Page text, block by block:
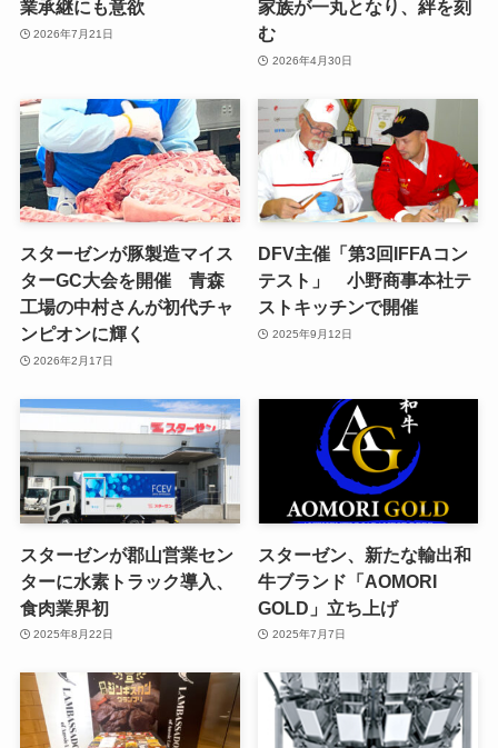
業承継にも意欲
2026年7月21日
家族が一丸となり、絆を刻
む
2026年4月30日
スターゼンが豚製造マイス
ターGC大会を開催 青森
工場の中村さんが初代チャ
ンピオンに輝く
2026年2月17日
DFV主催「第3回IFFAコン
テスト」 小野商事本社テ
ストキッチンで開催
2025年9月12日
スターゼンが郡山営業セン
ターに水素トラック導入、
食肉業界初
2025年8月22日
スターゼン、新たな輸出和
牛ブランド「AOMORI
GOLD」立ち上げ
2025年7月7日